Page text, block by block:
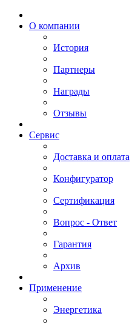
О компании
История
Партнеры
Награды
Отзывы
Сервис
Доставка и оплата
Конфигуратор
Сертификация
Вопрос - Ответ
Гарантия
Архив
Применение
Энергетика